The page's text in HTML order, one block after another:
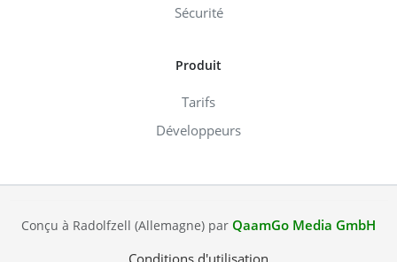
Sécurité
Produit
Tarifs
Développeurs
Conçu à Radolfzell (Allemagne) par QaamGo Media GmbH